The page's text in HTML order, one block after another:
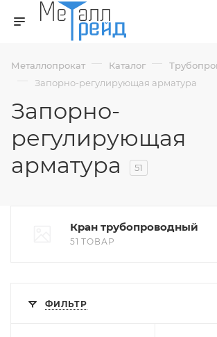
Металлопрокат — Каталог —
— Запорно-регулирующая арматура
Запорно-
регулирующая
арматура
51
Кран трубопроводный
51 ТОВАР
ФИЛЬТР